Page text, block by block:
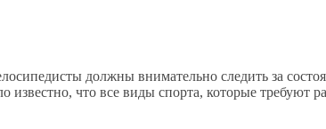
должны внимательно следить за
известно, что все виды спорта, которые требуют